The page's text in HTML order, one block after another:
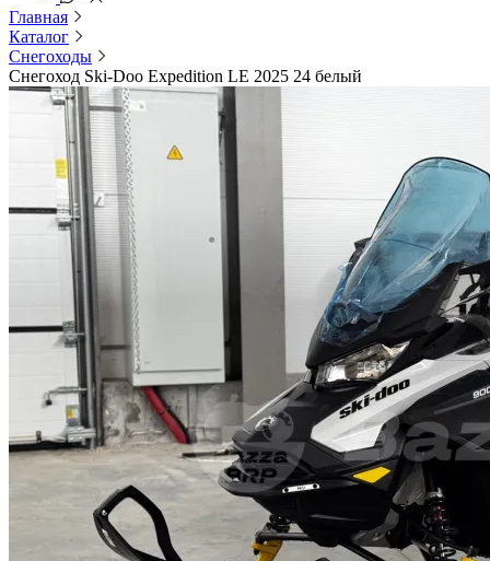
Главная
Каталог
Снегоходы
Снегоход Ski-Doo Expedition LE 2025 24 белый